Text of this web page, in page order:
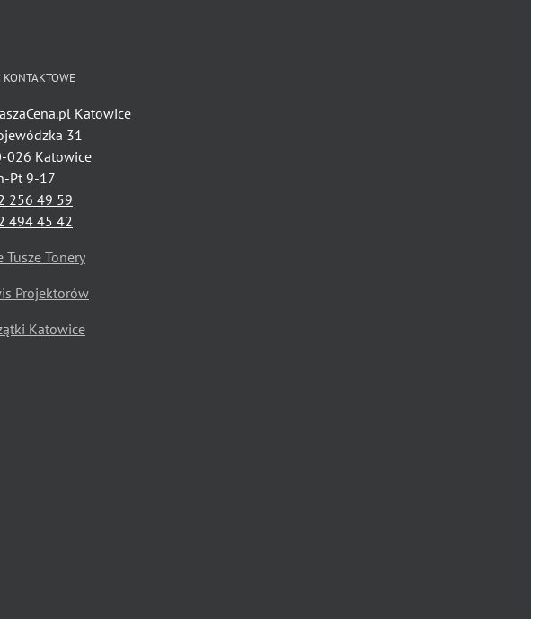
KONTAKTOWE
Katowice
31
026 Katowice
Pt 9-17
256 49 59
494 45 42
Tusze Tonery
Projektorów
Katowice